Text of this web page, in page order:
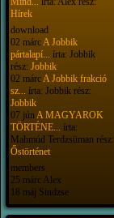
Hírek
download
02 márc A Jobbik
pártalapí...
írta: Jobbik
rész: Jobbik
02 márc A Jobbik frakció
sz...
írta: Jobbik rész:
Jobbik
07 jún A MAGYAROK
TÖRTÉNE...
írta:
Mahmúd Terdzsüman rész:
Őstörténet
members
25 márc Alex
18 máj Sindzse